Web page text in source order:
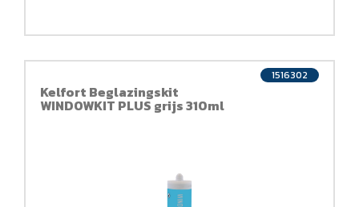
Kelfort Beglazingskit
WINDOWKIT PLUS grijs 310ml
1516302